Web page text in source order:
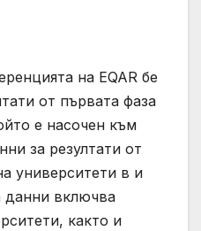
на EQAR бе
от първата фаза
е насочен към
за резултати от
университети в и
данни включва
както и